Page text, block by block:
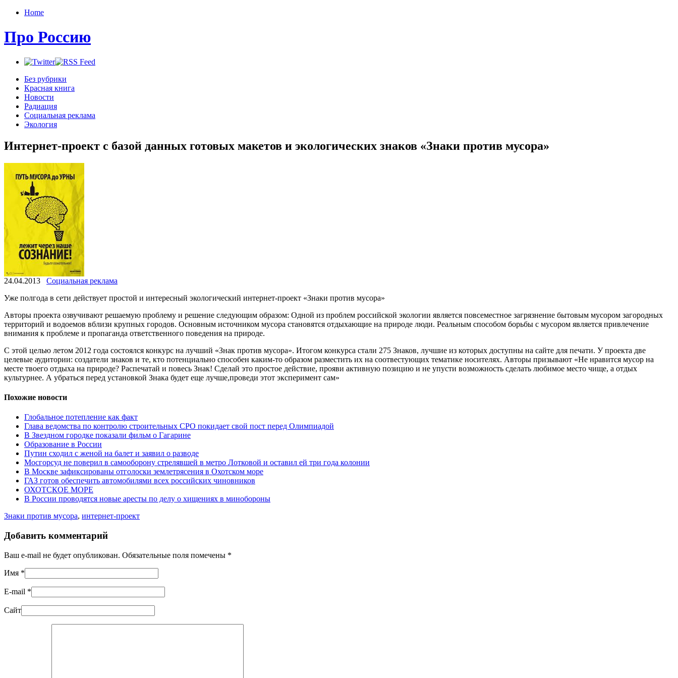
Home
Про Россию
Без рубрики
Красная книга
Новости
Радиация
Социальная реклама
Экология
Интернет-проект с базой данных готовых макетов и экологических знаков «Знаки против мусора»
24.04.2013
Социальная реклама
Уже полгода в сети действует проcтой и интересный экологический интернет-проект «Знаки против мусора»
Авторы проекта озвучивают решаемую проблему и решение следующим образом: Одной из проблем российской экологии является повсеместное загрязнение бытовым мусором загородных
территорий и водоемов вблизи крупных городов. Основным источником мусора становятся отдыхающие на природе люди. Реальным способом борьбы с мусором является привлечение
внимания к проблеме и пропаганда ответственного поведения на природе.
С этой целью летом 2012 года состоялся конкурс на лучший «Знак против мусора». Итогом конкурса стали 275 Знаков, лучшие из которых доступны на сайте для печати. У проекта две
целевые аудитории: создатели знаков и те, кто потенциально способен каким-то образом разместить их на соотвестующих тематике носителях. Авторы призывают «Не нравится мусор на
месте твоего отдыха на природе? Распечатай и повесь Знак! Сделай это простое действие, прояви активную позицию и не упусти возможность сделать любимое место чище, а отдых
культурнее. А убраться перед установкой Знака будет еще лучше,проведи этот эксперимент сам»
Похожие новости
Глобальное потепление как факт
Глава ведомства по контролю строительных СРО покидает свой пост перед Олимпиадой
В Звездном городке показали фильм о Гагарине
Образование в России
Путин сходил с женой на балет и заявил о разводе
Мосгорсуд не поверил в самооборону стрелявшей в метро Лотковой и оставил ей три года колонии
В Москве зафиксированы отголоски землетрясения в Охотском море
ГАЗ готов обеспечить автомобилями всех российских чиновников
ОХОТСКОЕ МОРЕ
В России проводятся новые аресты по делу о хищениях в минобороны
Знаки против мусора, интернет-проект
Добавить комментарий
Ваш e-mail не будет опубликован. Обязательные поля помечены *
Имя *
E-mail *
Сайт